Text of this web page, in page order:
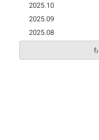
2025.10
2025.09
2025.08